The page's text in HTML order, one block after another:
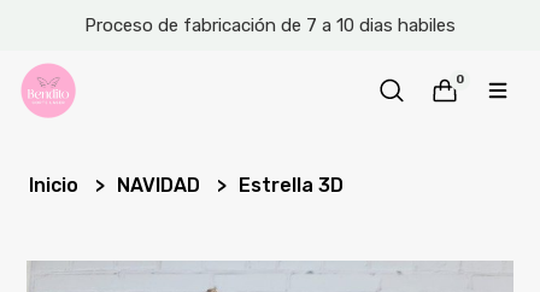
Proceso de fabricación de 7 a 10 dias habiles
0
Inicio NAVIDAD Estrella 3D